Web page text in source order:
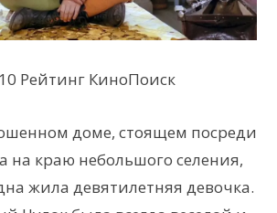
Рейтинг КиноПоиск
доме, стоящем посреди
на краю небольшого селения,
жила девятилетняя девочка.